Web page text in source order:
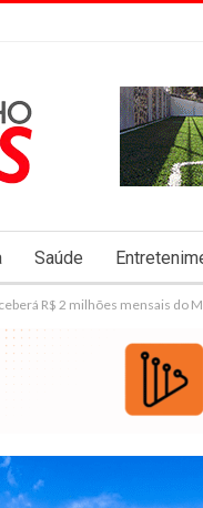
Saúde
R$ 2 milhões mensais do